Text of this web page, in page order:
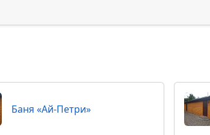
Баня «Ай-Петри»